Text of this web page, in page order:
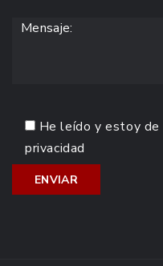
He leído y estoy de
privacidad